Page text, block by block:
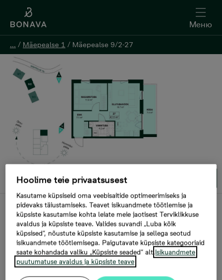
Меню
... / Mäepealse 1 / Mäepealse 9/2-27
В продаже
Mäepealse 9/2-27, 2
комнаты, 42 м²,
199 990 €
Меню
... / Mäepealse 1 / Mäepealse 9/2-27
Oставить контактную информацию
Hoolime teie privaatsusest
Kasutame küpsiseid oma veebisaitide optimeerimiseks ja
pidevaks täiustamiseks. Teavet isikuandmete töötlemise ja
küpsiste kasutamise kohta leiate meie jaotisest Terviklikkuse
avaldus ja küpsiste teave. Valides suvandi „Luba kõik
küpsised“, nõustute küpsiste kasutamise ja sellega seotud
isikuandmete töötlemisega. Paigutavate küpsiste kategooriaid
saate kohandada valiku „Küpsiste seaded“ alt.Isikuandmete
puutumatuse avaldus ja küpsiste teave